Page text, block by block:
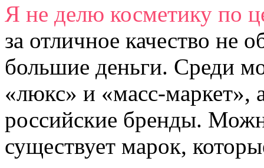
Я не делю косметику по
за отличное качество не
большие деньги. Среди
«люкс» и «масс-маркет»,
российские бренды.
существует марок,